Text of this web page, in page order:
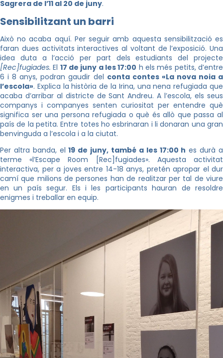
Sagrera de l’11 al 20 de juny.
Sensibilitzant un barri
Això no acaba aquí. Per seguir amb aquesta sensibilització es
faran dues activitats interactives al voltant de l’exposició. Una
idea duta a l’acció per part dels estudiants del projecte
[Rec]fugiades. El 17 de juny a les 17:00 h els més petits, d’entre
6 i 8 anys, podran gaudir del conta contes «La nova noia a
l’escola». Explica la història de la Irina, una nena refugiada que
acaba d’arribar al districte de Sant Andreu. A l’escola, els seus
companys i companyes senten curiositat per entendre què
significa ser una persona refugiada o què és allò que passa al
país de la petita. Entre totes ho esbrinaran i li donaran una gran
benvinguda a l’escola i a la ciutat.
Per altra banda, el19 de juny, també a les 17:00 h es durà a
terme «l’Escape Room [Rec]fugiades». Aquesta activitat
interactiva, per a joves entre 14-18 anys, pretén apropar el dur
camí que milions de persones han de realitzar per tal de viure
en un país segur. Els i les participants hauran de resoldre
enigmes i treballar en equip.